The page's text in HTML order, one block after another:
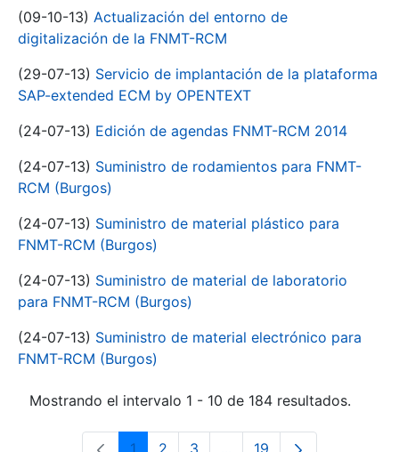
(09-10-13) Actualización del entorno de
digitalización de la FNMT-RCM
(29-07-13) Servicio de implantación de la plataforma
SAP-extended ECM by OPENTEXT
(24-07-13) Edición de agendas FNMT-RCM 2014
(24-07-13) Suministro de rodamientos para FNMT-
RCM (Burgos)
(24-07-13) Suministro de material plástico para
FNMT-RCM (Burgos)
(24-07-13) Suministro de material de laboratorio
para FNMT-RCM (Burgos)
(24-07-13) Suministro de material electrónico para
FNMT-RCM (Burgos)
Mostrando el intervalo 1 - 10 de 184 resultados.
1 2 3 ... 19